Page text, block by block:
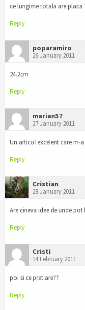
ce lungime totala are placa
Reply
poparamiro
26 January 2011
24.2cm
Reply
marian57
27 January 2011
Un articol excelent care m-
Reply
Cristian
28 January 2011
Are cineva idee de unde
Reply
Cristi
14 February 2011
poi si ce pret are??
Reply